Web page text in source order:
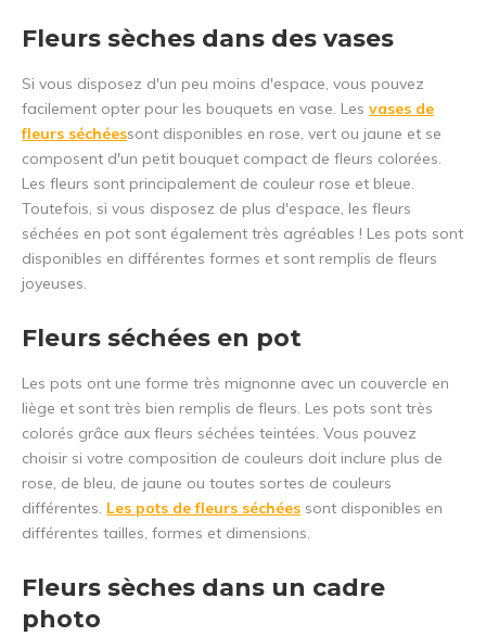
Fleurs sèches dans des vases
Si vous disposez d'un peu moins d'espace, vous pouvez
facilement opter pour les bouquets en vase. Les vases de
fleurs séchéessont disponibles en rose, vert ou jaune et se
composent d'un petit bouquet compact de fleurs colorées.
Les fleurs sont principalement de couleur rose et bleue.
Toutefois, si vous disposez de plus d'espace, les fleurs
séchées en pot sont également très agréables ! Les pots sont
disponibles en différentes formes et sont remplis de fleurs
joyeuses.
Fleurs séchées en pot
Les pots ont une forme très mignonne avec un couvercle en
liège et sont très bien remplis de fleurs. Les pots sont très
colorés grâce aux fleurs séchées teintées. Vous pouvez
choisir si votre composition de couleurs doit inclure plus de
rose, de bleu, de jaune ou toutes sortes de couleurs
différentes. Les pots de fleurs séchées sont disponibles en
différentes tailles, formes et dimensions.
Fleurs sèches dans un cadre
photo